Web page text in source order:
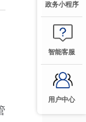
政务小程序
智能客服
用户中心